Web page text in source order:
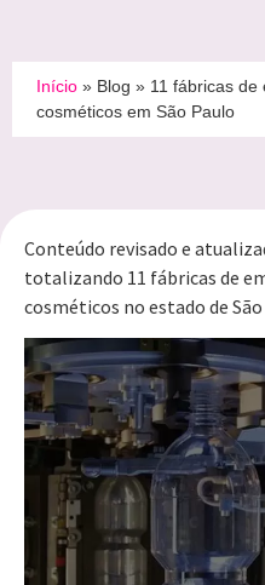
Início » Blog » 11 fábricas de
cosméticos em São Paulo
Conteúdo revisado e
totalizando 11 fábricas de
cosméticos no estado de São